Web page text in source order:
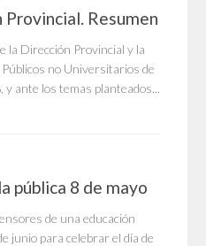
Resumen
la Dirección Provincial y la
no Universitarios de
y ante los temas planteados...
pública 8 de mayo
de una educación
junio para celebrar el día de